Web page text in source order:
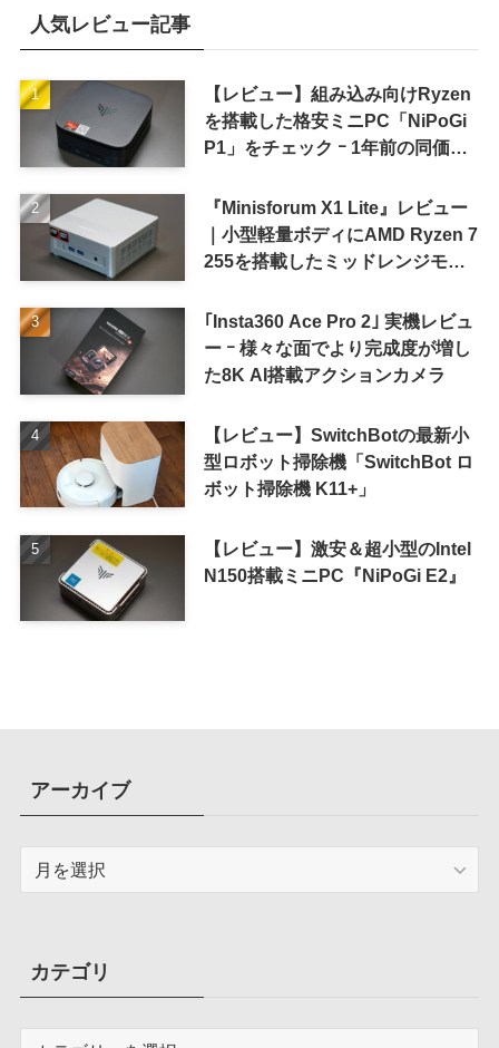
人気レビュー記事
【レビュー】組み込み向けRyzen
を搭載した格安ミニPC「NiPoGi
P1」をチェック ｰ 1年前の同価格
『Minisforum X1 Lite』レビュー
｜小型軽量ボディにAMD Ryzen 7
255を搭載したミッドレンジモデ
｢Insta360 Ace Pro 2｣ 実機レビュ
ー ｰ 様々な面でより完成度が増し
た8K AI搭載アクションカメラ
【レビュー】SwitchBotの最新小
型ロボット掃除機「SwitchBot ロ
ボット掃除機 K11+」
【レビュー】激安＆超小型のIntel
N150搭載ミニPC『NiPoGi E2』
アーカイブ
ブカテゴリ